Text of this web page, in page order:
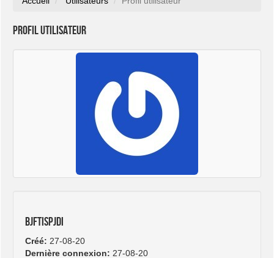
Profil utilisateur
bjftispjdi
Créé: 27-08-20
Dernière connexion: 27-08-20